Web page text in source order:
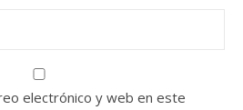
electrónico y web en este